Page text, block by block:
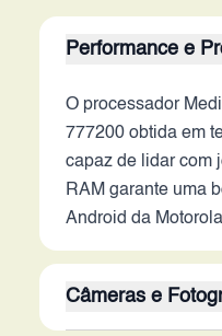
Performance e
O processador
777200 obtida em
capaz de lidar com
RAM garante uma
Android da
Câmeras e